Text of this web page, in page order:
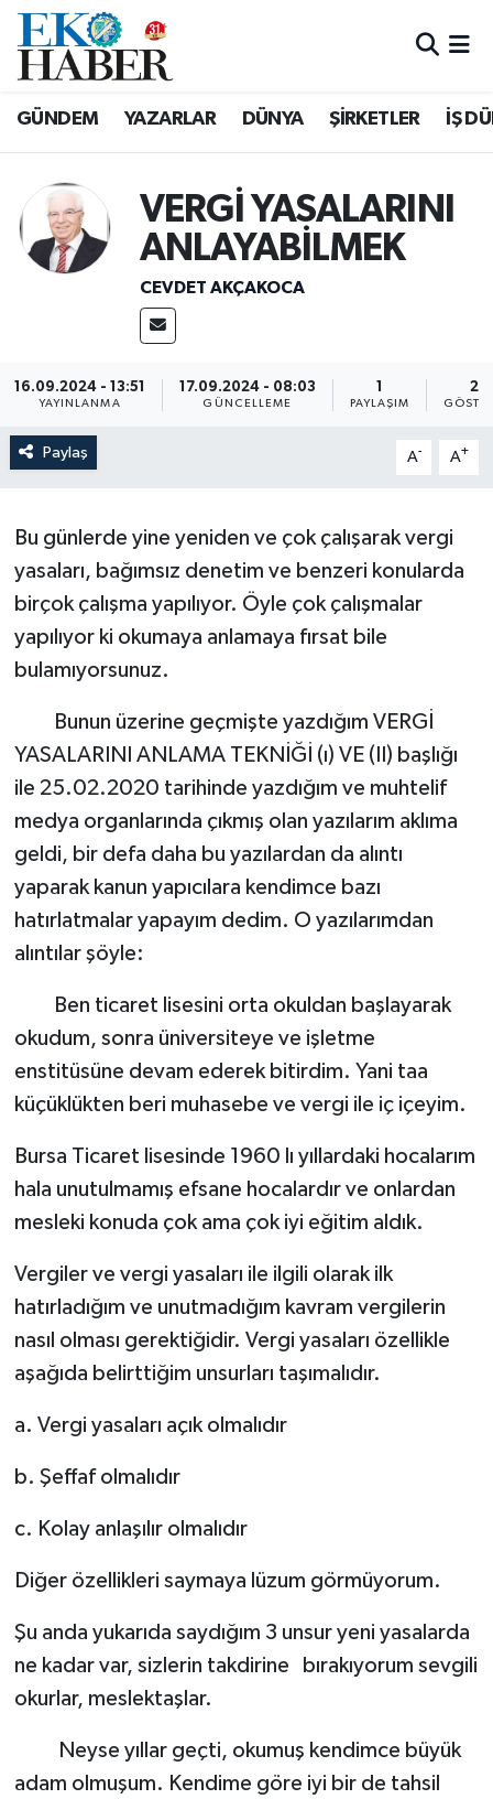
GÜNDEM YAZARLAR DÜNYA ŞİRKETLER İŞ
VERGİ YASALARINI
ANLAYABİLMEK
CEVDET AKÇAKOCA
16.09.2024 - 13:51
YAYINLANMA
17.09.2024 - 08:03
GÜNCELLEME
1
PAYLAŞIM
21
Paylaş A- A+
Bu günlerde yine yeniden ve çok çalışarak vergi
yasaları, bağımsız denetim ve benzeri konularda
birçok çalışma yapılıyor. Öyle çok çalışmalar
yapılıyor ki okumaya anlamaya fırsat bile
bulamıyorsunuz.
Bunun üzerine geçmişte yazdığım VERGİ
YASALARINI ANLAMA TEKNİĞİ (ı) VE (II) başlığı
ile 25.02.2020 tarihinde yazdığım ve muhtelif
medya organlarında çıkmış olan yazılarım aklıma
geldi, bir defa daha bu yazılardan da alıntı
yaparak kanun yapıcılara kendimce bazı
hatırlatmalar yapayım dedim. O yazılarımdan
alıntılar şöyle:
Ben ticaret lisesini orta okuldan başlayarak
okudum, sonra üniversiteye ve işletme
enstitüsüne devam ederek bitirdim. Yani taa
küçüklükten beri muhasebe ve vergi ile iç içeyim.
Bursa Ticaret lisesinde 1960 lı yıllardaki hocalarım
hala unutulmamış efsane hocalardır ve onlardan
mesleki konuda çok ama çok iyi eğitim aldık.
Vergiler ve vergi yasaları ile ilgili olarak ilk
hatırladığım ve unutmadığım kavram vergilerin
nasıl olması gerektiğidir. Vergi yasaları özellikle
aşağıda belirttiğim unsurları taşımalıdır.
a. Vergi yasaları açık olmalıdır
b. Şeffaf olmalıdır
c. Kolay anlaşılır olmalıdır
Diğer özellikleri saymaya lüzum görmüyorum.
Şu anda yukarıda saydığım 3 unsur yeni yasalarda
ne kadar var, sizlerin takdirine bırakıyorum sevgili
okurlar, meslektaşlar.
Neyse yıllar geçti, okumuş kendimce büyük
adam olmuşum. Kendime göre iyi bir de tahsil
Hava Durumu
Süper Lig Puan Durumu ve Fikstür
Tüm Manşetler
Son Dakika Haberleri